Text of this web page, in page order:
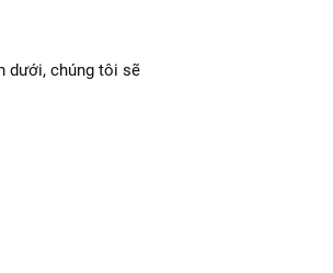
dưới, chúng tôi sẽ